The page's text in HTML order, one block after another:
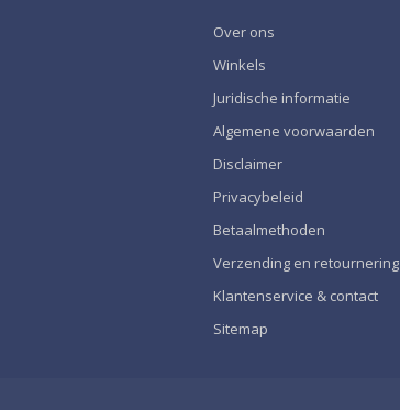
Over ons
Winkels
Juridische informatie
Algemene voorwaarden
Disclaimer
Privacybeleid
Betaalmethoden
Verzending en retournering
Klantenservice & contact
Sitemap